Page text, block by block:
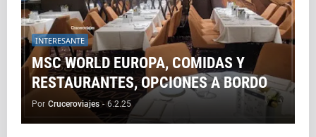
INTERESANTE
MSC WORLD EUROPA, COMIDAS Y
RESTAURANTES, OPCIONES A BORDO
Por Cruceroviajes - 6.2.25